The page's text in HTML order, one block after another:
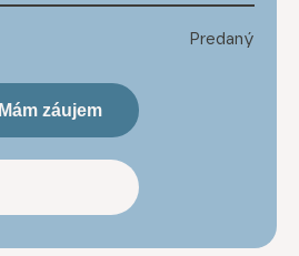
Predaný
Mám záujem